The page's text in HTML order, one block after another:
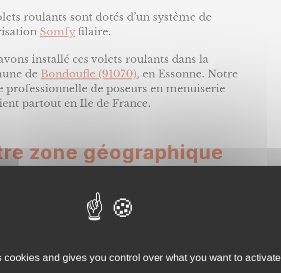
roulants sont dotés d’un système de
Somfyfilaire.
installé ces volets roulants dans la
de Bondoufle (91070), en Essonne. Notre
professionnelle de poseurs en menuiserie
partout en Ile de France.
zone géographique
nous posons et rénovons les
dans tout type de logement :
cookies and gives you control over what you want to activate